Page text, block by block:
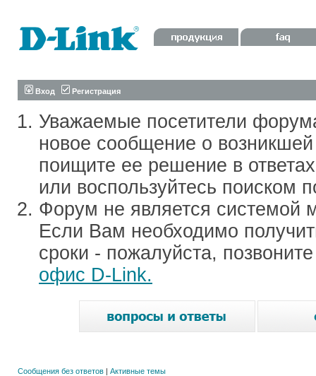
Вход Регистрация
Уважаемые посетители
новое сообщение о
поищите ее решение в
или воспользуйтесь поиском
Форум не является системой
Если Вам необходимо
сроки - пожалуйста,
офис D-Link.
Сообщения без ответов | Активные темы